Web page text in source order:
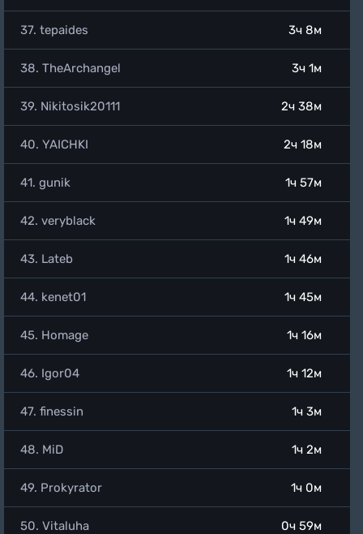
37. tepaides 3ч 8м
38. TheArchangel 3ч 1м
39. Nikitosik20111 2ч 38м
40. YAICHKI 2ч 18м
41. gunik 1ч 57м
42. veryblack 1ч 49м
43. Lateb 1ч 46м
44. kenet01 1ч 45м
45. Homage 1ч 16м
46. Igor04 1ч 12м
47. finessin 1ч 3м
48. MiD 1ч 2м
49. Prokyrator 1ч 0м
50. Vitaluha 0ч 59м